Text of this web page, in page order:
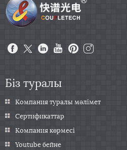
Біз туралы
Компания туралы мәлімет
Сертификаттар
Компания көрмесі
Youtube бейне